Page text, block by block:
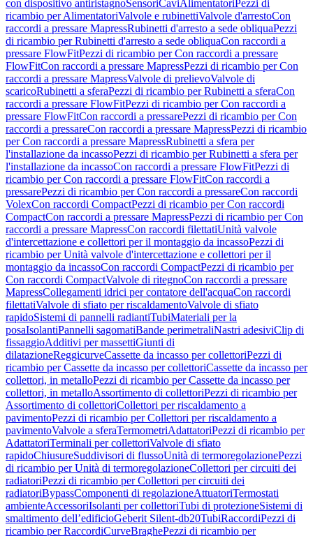
con dispositivo antiristagnoSensoriCaviAlimentatori Pezzi di
ricambio per AlimentatoriValvole e rubinettiValvole d'arrestoCon
raccordi a pressare MapressRubinetti d'arresto a sede obliquaPezzi
di ricambio per Rubinetti d'arresto a sede obliquaCon raccordi a
pressare FlowFitPezzi di ricambio per Con raccordi a pressare
FlowFitCon raccordi a pressare MapressPezzi di ricambio per Con
raccordi a pressare MapressValvole di prelievoValvole di
scaricoRubinetti a sferaPezzi di ricambio per Rubinetti a sferaCon
raccordi a pressare FlowFitPezzi di ricambio per Con raccordi a
pressare FlowFitCon raccordi a pressarePezzi di ricambio per Con
raccordi a pressareCon raccordi a pressare MapressPezzi di ricambio
per Con raccordi a pressare MapressRubinetti a sfera per
l'installazione da incassoPezzi di ricambio per Rubinetti a sfera per
l'installazione da incassoCon raccordi a pressare FlowFitPezzi di
ricambio per Con raccordi a pressare FlowFitCon raccordi a
pressarePezzi di ricambio per Con raccordi a pressareCon raccordi
VolexCon raccordi CompactPezzi di ricambio per Con raccordi
CompactCon raccordi a pressare MapressPezzi di ricambio per Con
raccordi a pressare MapressCon raccordi filettatiUnità valvole
d'intercettazione e collettori per il montaggio da incassoPezzi di
ricambio per Unità valvole d'intercettazione e collettori per il
montaggio da incassoCon raccordi CompactPezzi di ricambio per
Con raccordi CompactValvole di ritegnoCon raccordi a pressare
MapressCollegamenti idrici per contatore dell'acquaCon raccordi
filettatiValvole di sfiato per riscaldamentoValvole di sfiato
rapidoSistemi di pannelli radiantiTubiMateriali per la
posaIsolantiPannelli sagomatiBande perimetraliNastri adesiviClip di
fissaggioAdditivi per massettiGiunti di
dilatazioneReggicurveCassette da incasso per collettoriPezzi di
ricambio per Cassette da incasso per collettoriCassette da incasso per
collettori, in metalloPezzi di ricambio per Cassette da incasso per
collettori, in metalloAssortimento di collettoriPezzi di ricambio per
Assortimento di collettoriCollettori per riscaldamento a
pavimentoPezzi di ricambio per Collettori per riscaldamento a
pavimentoValvole a sferaTermometriAdattatoriPezzi di ricambio per
AdattatoriTerminali per collettoriValvole di sfiato
rapidoChiusureSuddivisori di flussoUnità di termoregolazionePezzi
di ricambio per Unità di termoregolazioneCollettori per circuiti dei
radiatoriPezzi di ricambio per Collettori per circuiti dei
radiatoriBypassComponenti di regolazioneAttuatoriTermostati
ambienteAccessoriIsolanti per collettoriTubi di protezioneSistemi di
smaltimento dell’edificioGeberit Silent-db20TubiRaccordiPezzi di
ricambio per RaccordiCurveBraghePezzi di ricambio per